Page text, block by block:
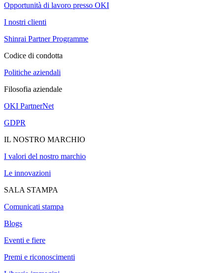
Opportunità di lavoro presso OKI
I nostri clienti
Shinrai Partner Programme
Codice di condotta
Politiche aziendali
Filosofia aziendale
OKI PartnerNet
GDPR
IL NOSTRO MARCHIO
I valori del nostro marchio
Le innovazioni
SALA STAMPA
Comunicati stampa
Blogs
Eventi e fiere
Premi e riconoscimenti